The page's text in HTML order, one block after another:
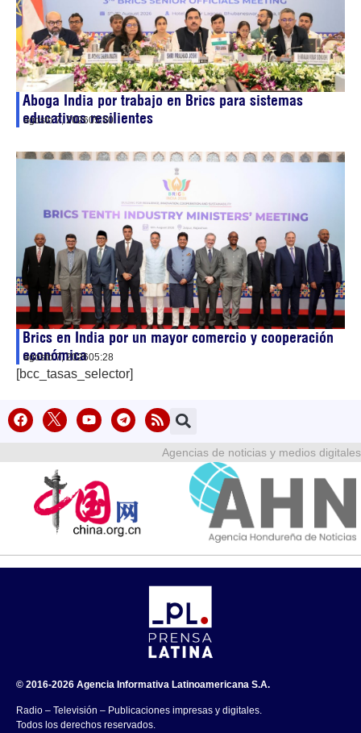
Aboga India por trabajo en Brics para sistemas
educativos resilientes
agosto 7, 202605:50
Brics en India por un mayor comercio y cooperación
económica
agosto 7, 202605:28
[bcc_tasas_selector]
Agencias de noticias y medios digitales
© 2016-2026 Agencia Informativa Latinoamericana S.A.
Radio – Televisión – Publicaciones impresas y digitales.
Todos los derechos reservados.